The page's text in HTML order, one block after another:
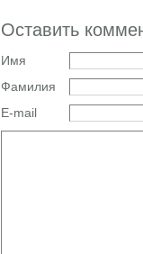
Оставить
Имя
Фамилия
E-mail